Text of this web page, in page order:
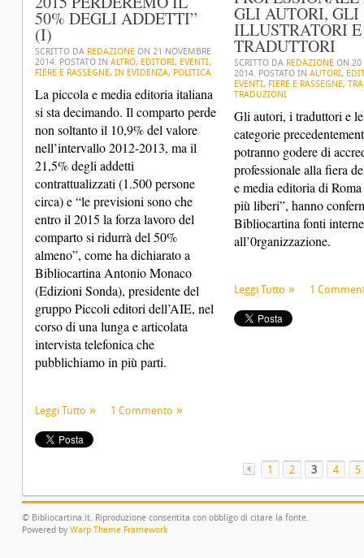
50% DEGLI ADDETTI”
(I)
SCRITTO DA REDAZIONE ON 21 NOVEMBRE
2014. POSTATO IN ALTRO, EDITORI, EVENTI,
FIERE E RASSEGNE, IN EVIDENZA, POLITICA
La piccola e media editoria italiana
si sta decimando. Il comparto perde
non soltanto il 10,9% del valore
nell’intervallo 2012-2013, ma il
21,5% degli addetti
contrattualizzati (1.500 persone
circa) e “le previsioni sono che
entro il 2015 la forza lavoro del
comparto si ridurrà del 50%
almeno”, come ha dichiarato a
Bibliocartina Antonio Monaco
(Edizioni Sonda), presidente del
gruppo Piccoli editori dell’AIE, nel
corso di una lunga e articolata
intervista telefonica che
pubblichiamo in più parti.
Leggi Tutto 1 Commento
GLI AUTORI, GLI
ILLUSTRATORI
TRADUTTORI
SCRITTO DA REDAZIONEON 20
2014. POSTATO IN AUTORI,
EVENTI, FIERE E RASSEGNE,
TRADUZIONI
Gli autori, i traduttori e
categorie
potranno godere di
professionale alla fiera
e media editoria di
più liberi”, hanno
Bibliocartina fonti interne
all’0rganizzazione.
Leggi Tutto 1
«
1 2 3 4 5
© Bibliocartina.it. Riproduzione consentita con obbligo di citare la fonte.
Powered by Warp Theme Framework